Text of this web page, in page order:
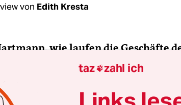
von Edith Kresta
wie laufen die Geschäfte
Effekte, die gegenläufig sind:
taz zahl ich